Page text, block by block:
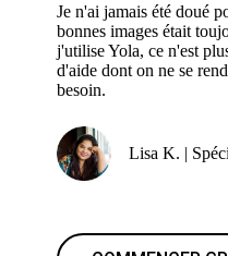
Je n'ai jamais été doué
bonnes images était
j'utilise Yola, ce n'est
d'aide dont on ne se
besoin.
Lisa K. |